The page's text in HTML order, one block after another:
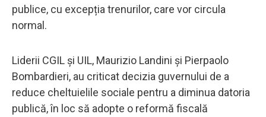
publice, cu excepția trenurilor, care vor circula
normal.
Liderii CGIL și UIL, Maurizio Landini și Pierpaolo
Bombardieri, au criticat decizia guvernului de a
reduce cheltuielile sociale pentru a diminua datoria
publică, în loc să adopte o reformă fiscală